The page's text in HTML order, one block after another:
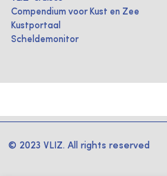
Compendium voor Kust en Zee
Kustportaal
Scheldemonitor
© 2023 VLIZ. All rights reserved